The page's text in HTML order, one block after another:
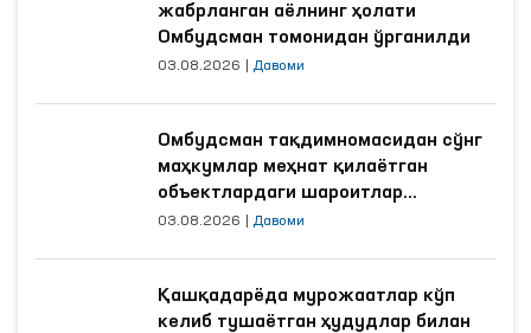
жабрланган аёлнинг ҳолати
Омбудсман томонидан ўрганилди
03.08.2026 Давоми
Омбудсман тақдимномасидан сўнг
маҳкумлар меҳнат қилаётган
объектлардаги шароитлар
яхшиланди
03.08.2026 Давоми
Қашқадарёда мурожаатлар кўп
келиб тушаётган ҳудудлар билан